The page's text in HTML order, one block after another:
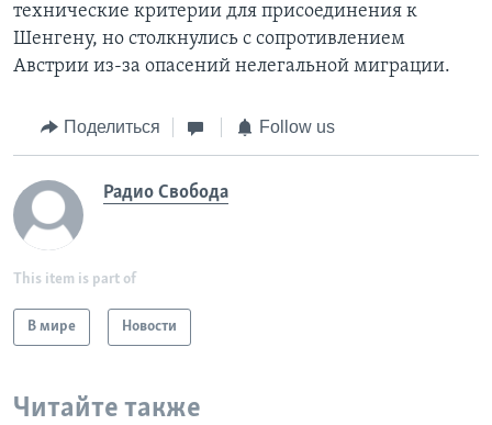
технические критерии для присоединения к
Шенгену, но столкнулись с сопротивлением
Австрии из-за опасений нелегальной миграции.
Поделиться Follow us
Радио Свобода
This item is part of
В мире Новости
Читайте также